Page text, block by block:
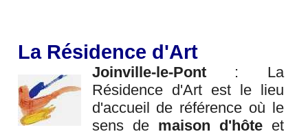
La Résidence d'Art
Joinville-le-Pont: La
Résidence d'Art est le lieu
d'accueil de référence où le
sens de maison d'hôte et